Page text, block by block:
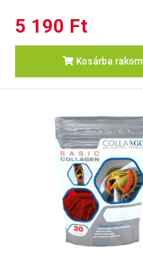
5 190 Ft
Kosárba rakom